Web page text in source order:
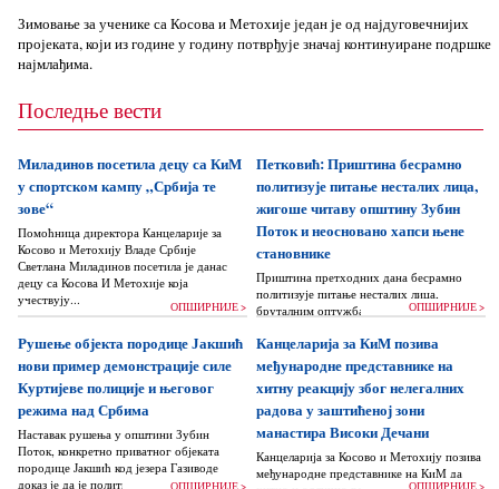
Зимовање за ученике са Косова и Метохије један је од најдуговечнијих
пројеката, који из године у годину потврђује значај континуиране подршке
најмлађима.
Последње вести
Миладинов посетила децу са КиМ
у спортском кампу „Србија те
зове“
Помоћница директора Канцеларије за
Косово и Метохију Владе Србије
Светлана Миладинов посетила је данас
децу са Косова И Метохије која
учествују...
ОПШИРНИЈЕ >
Петковић: Приштина бесрамно
политизује питање несталих лица,
жигоше читаву општину Зубин
Поток и неосновано хапси њене
становнике
Приштина претходних дана бесрамно
политизује питање несталих лица,
бруталним оптужбама на рачун Београда
жигоше...
ОПШИРНИЈЕ >
Рушење објекта породице Јакшић
нови пример демонстрације силе
Куртијеве полиције и његовог
режима над Србима
Наставак рушења у општини Зубин
Поток, конкретно приватног објеката
породице Јакшић код језера Газиводе
доказ је да је политика Аљбина Куртија...
ОПШИРНИЈЕ >
Канцеларија за КиМ позива
међународне представнике на
хитну реакцију због нелегалних
радова у заштићеној зони
манастира Високи Дечани
Канцеларија за Косово и Метохију позива
међународне представнике на КиМ да
ОПШИРНИЈЕ >